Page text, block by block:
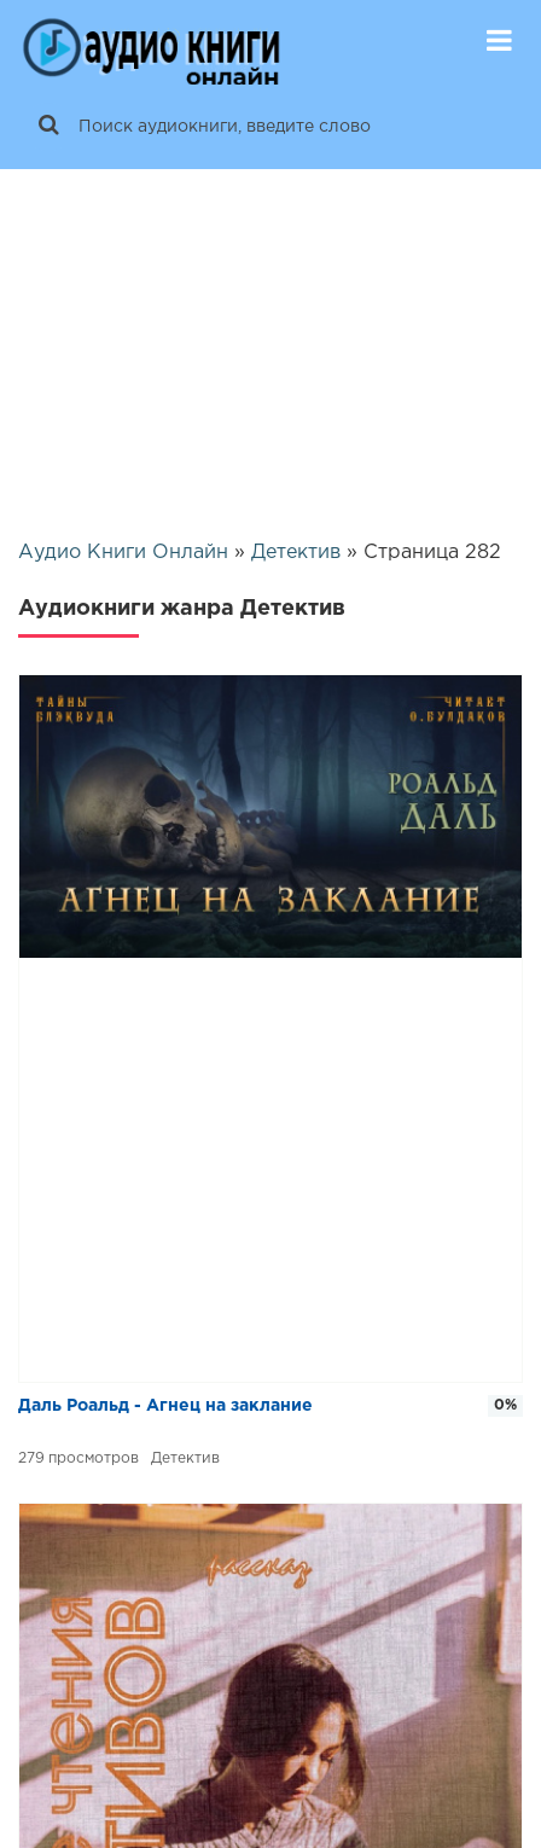
Аудио Книги Онлайн » Детектив » Страница 282
Аудиокниги жанра Детектив
Даль Роальд - Агнец на заклание
279 Детектив
0%